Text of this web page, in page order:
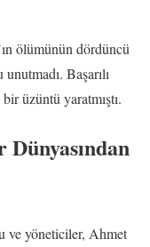
ölümünün dördüncü
Başarılı
üzüntü yaratmıştı.
ve yöneticiler, Ahmet